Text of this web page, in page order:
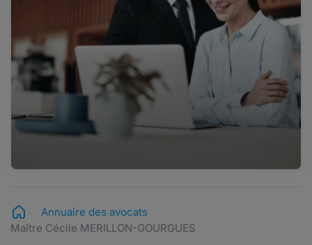
Annuaire des avocats
Maître Cécile MERILLON-GOURGUES